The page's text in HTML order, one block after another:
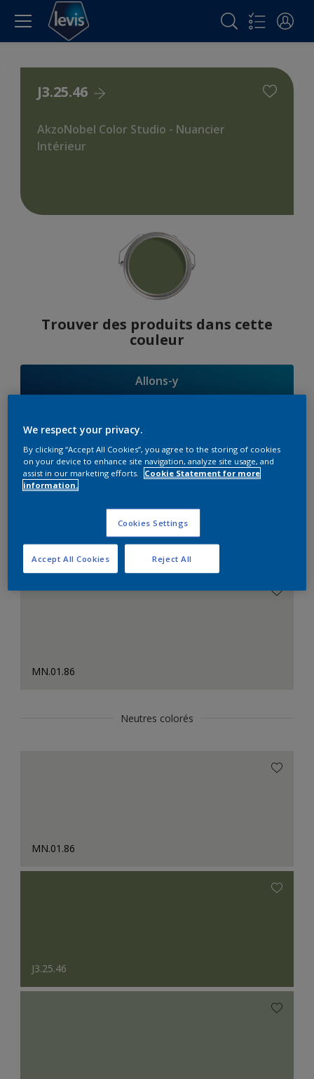
J3.25.46
AkzoNobel Color Studio - Nuancier
Intérieur
Trouver des produits dans cette
couleur
Allons-y
Suggestions
d'Harmonies
Le Blanc Parfait
MN.01.86
Neutres colorés
MN.01.86
J3.25.46
We respect your privacy.
By clicking “Accept All Cookies”, you agree to the storing of cookies
on your device to enhance site navigation, analyze site usage, and
assist in our marketing efforts.
Cookie Statement for more
information.
Cookies Settings
Reject All
Accept All Cookies